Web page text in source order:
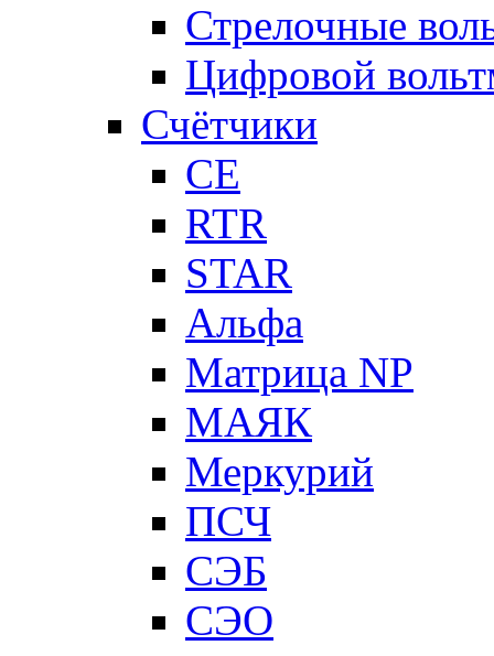
Стрелочные
Цифровой
Счётчики
CE
RTR
STAR
Альфа
Матрица NP
МАЯК
Меркурий
ПСЧ
СЭБ
СЭО